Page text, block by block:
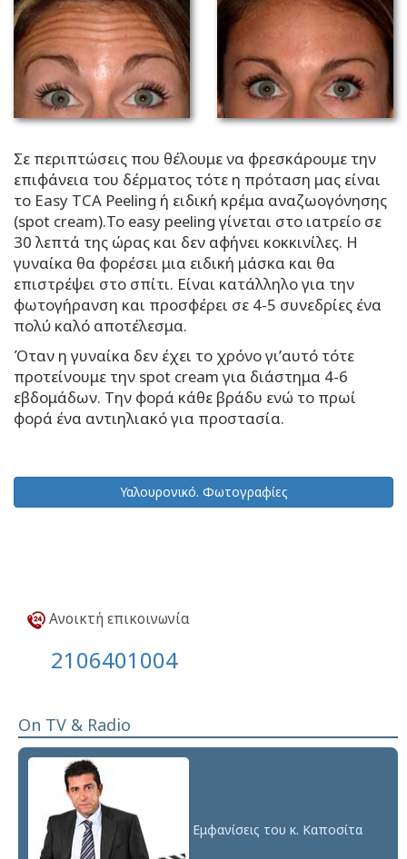
Σε περιπτώσεις που θέλουμε να φρεσκάρουμε την
επιφάνεια του δέρματος τότε η πρόταση μας είναι
το Easy TCA Peeling ή ειδική κρέμα αναζωογόνησης
(spot cream).To easy peeling γίνεται στο ιατρείο σε
30 λεπτά της ώρας και δεν αφήνει κοκκινίλες. Η
γυναίκα θα φορέσει μια ειδική μάσκα και θα
επιστρέψει στο σπίτι. Είναι κατάλληλο για την
φωτογήρανση και προσφέρει σε 4-5 συνεδρίες ένα
πολύ καλό αποτέλεσμα.
Όταν η γυναίκα δεν έχει το χρόνο γι’αυτό τότε
προτείνουμε την spot cream για διάστημα 4-6
εβδομάδων. Την φορά κάθε βράδυ ενώ το πρωί
φορά ένα αντιηλιακό για προστασία.
Υαλουρονικό. Φωτογραφίες
Ανοικτή επικοινωνία
2106401004
On TV & Radio
Εμφανίσεις του κ. Καποσίτα